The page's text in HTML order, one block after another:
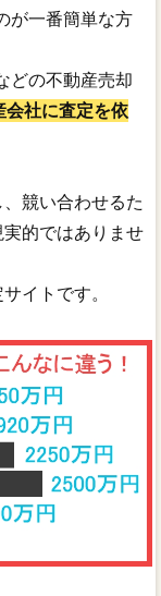
が一番簡単な方
どの不動産売却
会社に査定を依
競い合わせるた
的ではありませ
イトです。